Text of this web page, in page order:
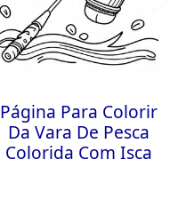
Página Para Colorir
Da Vara De Pesca
Colorida Com Isca